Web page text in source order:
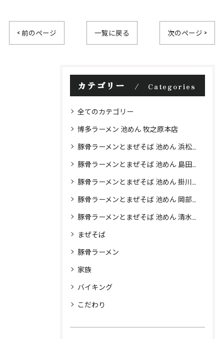
< 前のページ 一覧に戻る 次のページ >
カテゴリー Categories
全てのカテゴリー
博多ラーメン 池めん 牧之原本店
豚骨ラーメンとまぜそば 池めん 浜松店
豚骨ラーメンとまぜそば 池めん 島田店
豚骨ラーメンとまぜそば 池めん 掛川店
豚骨ラーメンとまぜそば 池めん 岡部店
豚骨ラーメンとまぜそば 池めん 清水町店
まぜそば
豚骨ラーメン
家族
バイキング
こだわり